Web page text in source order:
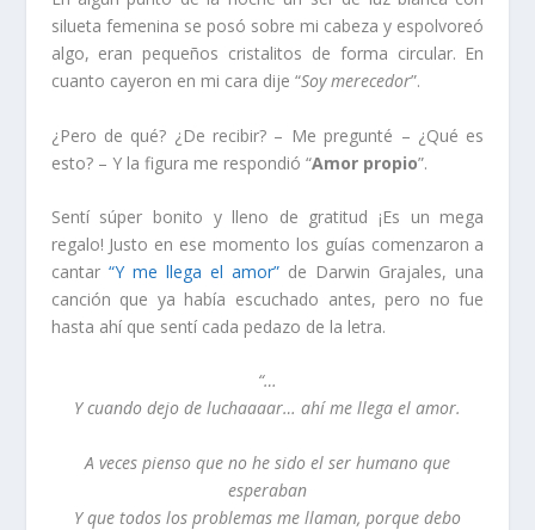
silueta femenina se posó sobre mi cabeza y espolvoreó
algo, eran pequeños cristalitos de forma circular. En
cuanto cayeron en mi cara dije “Soy merecedor”.
¿Pero de qué? ¿De recibir? – Me pregunté – ¿Qué es
esto? – Y la figura me respondió “Amor propio”.
Sentí súper bonito y lleno de gratitud ¡Es un mega
regalo! Justo en ese momento los guías comenzaron a
cantar “Y me llega el amor” de Darwin Grajales, una
canción que ya había escuchado antes, pero no fue
hasta ahí que sentí cada pedazo de la letra.
“…
Y cuando dejo de luchaaaar… ahí me llega el amor.
A veces pienso que no he sido el ser humano que
esperaban
Y que todos los problemas me llaman, porque debo